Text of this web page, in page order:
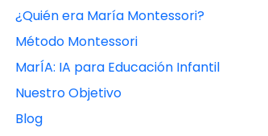
¿Quién era María Montessori?
Método Montessori
MarÍA: IA para Educación Infantil
Nuestro Objetivo
Blog